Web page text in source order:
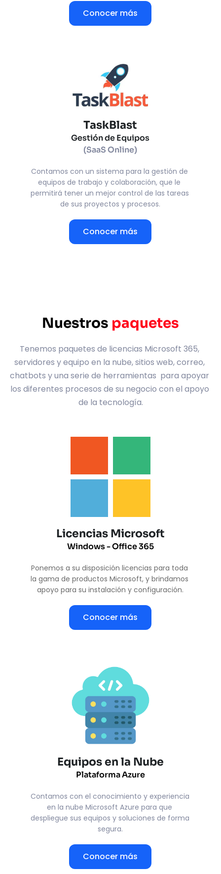
Conocer más
TaskBlast
Gestión de Equipos
(SaaS Online)
Contamos con un sistema para la gestión de
equipos de trabajo y colaboración, que le
permitirá tener un mejor control de las tareas
de sus proyectos y procesos.
Conocer más
Nuestros paquetes
Tenemos paquetes de licencias Microsoft 365,
servidores y equipo en la nube, sitios web, correo,
chatbots y una serie de herramientas  para apoyar
los diferentes procesos de su negocio con el apoyo
de la tecnología.
Licencias Microsoft
Windows - Office 365
Ponemos a su disposición licencias para toda
la gama de productos Microsoft, y brindamos
apoyo para su instalación y configuración.
Conocer más
Equipos en la Nube
Plataforma Azure
Contamos con el conocimiento y experiencia
en la nube Microsoft Azure para que
despliegue sus equipos y soluciones de forma
segura.
Conocer más